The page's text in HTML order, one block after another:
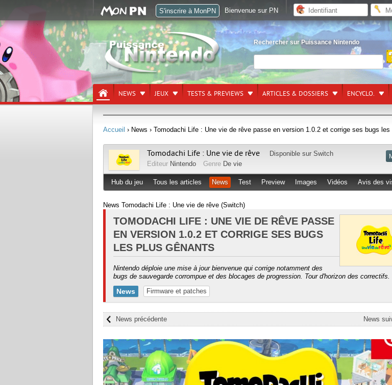
Rechercher sur Puissance Nintendo
NEWS JEUX TESTS & PREVIEWS ARTICLES & DOSSIERS ENCYCLO.
Accueil › News › Tomodachi Life : Une vie de rêve passe en version 1.0.2 et corrige ses bugs les
Tomodachi Life : Une vie de rêve Disponible sur Switch
Editeur Nintendo Genre De vie
Hub du jeu Tous les articles News Test Preview Images Vidéos Avis des
News Tomodachi Life : Une vie de rêve (Switch)
TOMODACHI LIFE : UNE VIE DE RÊVE PASSE
EN VERSION 1.0.2 ET CORRIGE SES BUGS
LES PLUS GÊNANTS
Nintendo déploie une mise à jour bienvenue qui corrige notamment des
bugs de sauvegarde corrompue et des blocages de progression. Tour d'horizon des correctifs.
News Firmware et patches
News
News précédente
S'inscrire à MonPN Bienvenue sur PN